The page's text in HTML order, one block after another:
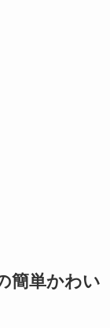
簡単かわい